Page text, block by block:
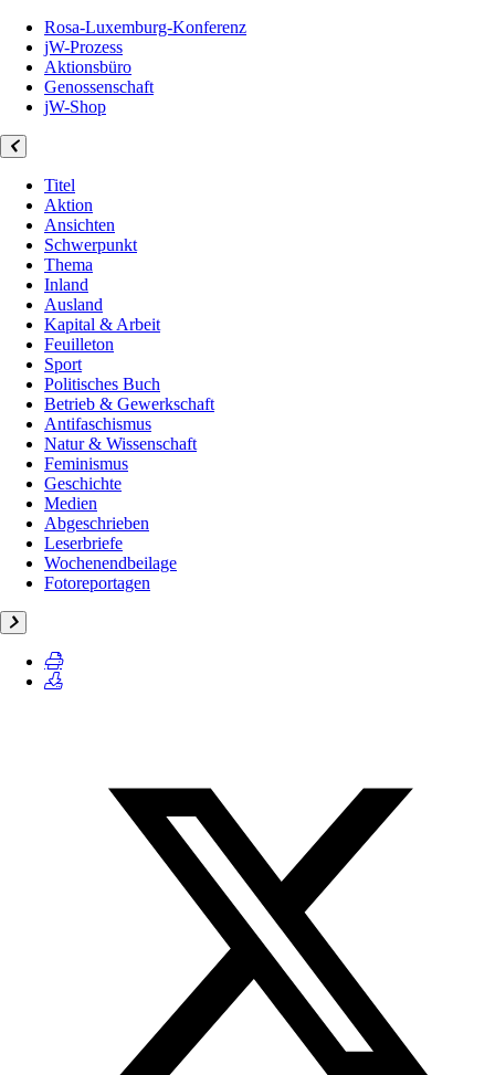
Rosa-Luxemburg-Konferenz
jW-Prozess
Aktionsbüro
Genossenschaft
jW-Shop
Titel
Aktion
Ansichten
Schwerpunkt
Thema
Inland
Ausland
Kapital & Arbeit
Feuilleton
Sport
Politisches Buch
Betrieb & Gewerkschaft
Antifaschismus
Natur & Wissenschaft
Feminismus
Geschichte
Medien
Abgeschrieben
Leserbriefe
Wochenendbeilage
Fotoreportagen